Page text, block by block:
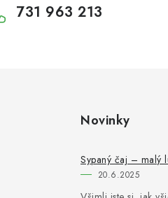
731 963 213
Novinky
Sypaný čaj – malý
20.6.2025